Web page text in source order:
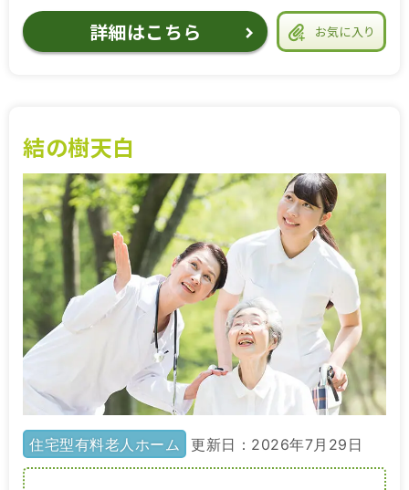
お気に入り
詳細はこちら
結の樹天白
住宅型有料老人ホーム 更新日：2026年7月29日